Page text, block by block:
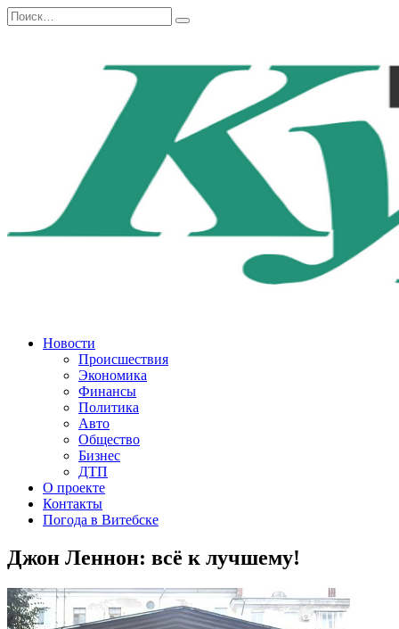
Перейти
к
Search
for:
Новости
Происшествия
Экономика
Финансы
Политика
Авто
Общество
Бизнес
ДТП
О проекте
Контакты
Погода в Витебске
Джон Леннон: всё к лучшему!